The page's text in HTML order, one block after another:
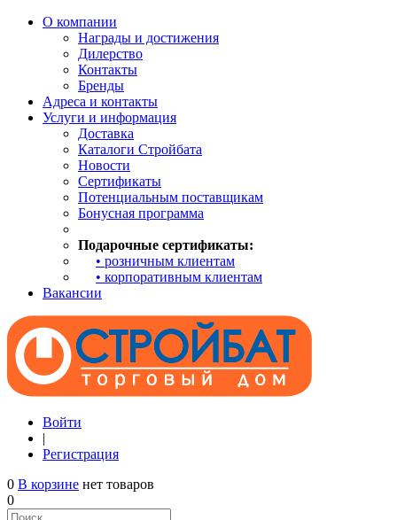
О компании
Награды и достижения
Дилерство
Контакты
Бренды
Адреса и контакты
Услуги и информация
Доставка
Каталоги Стройбата
Новости
Сертификаты
Потенциальным поставщикам
Бонусная программа
Подарочные сертификаты:
• розничным клиентам
• корпоративным клиентам
Вакансии
Войти
|
Регистрация
0 В корзине нет товаров
0